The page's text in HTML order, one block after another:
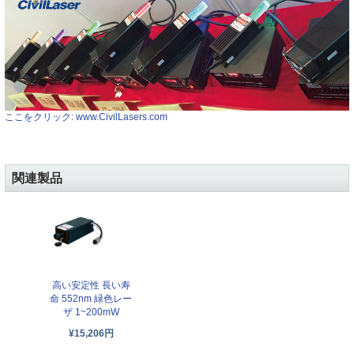
ここをクリック: www.CivilLasers.com
関連製品
高い安定性 長い寿
命 552nm 緑色レー
ザ 1~200mW
¥15,206円